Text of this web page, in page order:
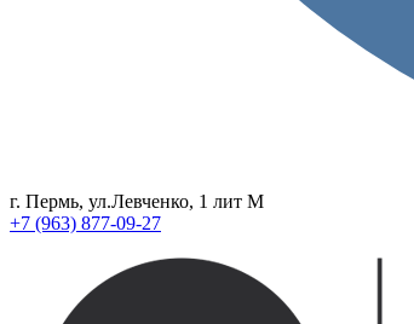
г. Пермь, ул.Левченко, 1 лит М
+7 (963) 877-09-27